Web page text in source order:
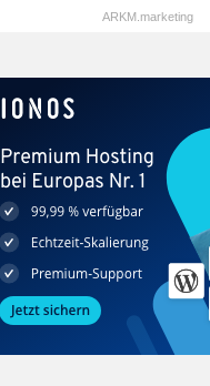
ARKM.marketing